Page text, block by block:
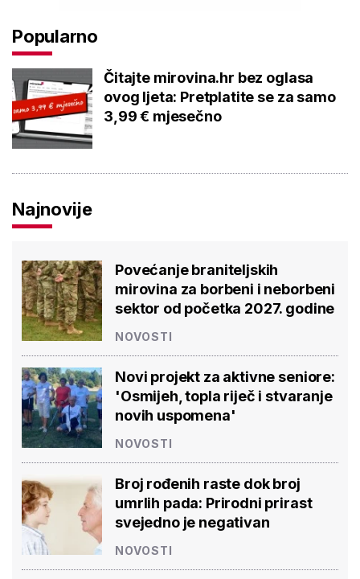
Popularno
Čitajte mirovina.hr bez oglasa
ovog ljeta: Pretplatite se za samo
3,99 € mjesečno
Najnovije
Povećanje braniteljskih
mirovina za borbeni i neborbeni
sektor od početka 2027. godine
NOVOSTI
Novi projekt za aktivne seniore:
'Osmijeh, topla riječ i stvaranje
novih uspomena'
NOVOSTI
Broj rođenih raste dok broj
umrlih pada: Prirodni prirast
svejedno je negativan
NOVOSTI